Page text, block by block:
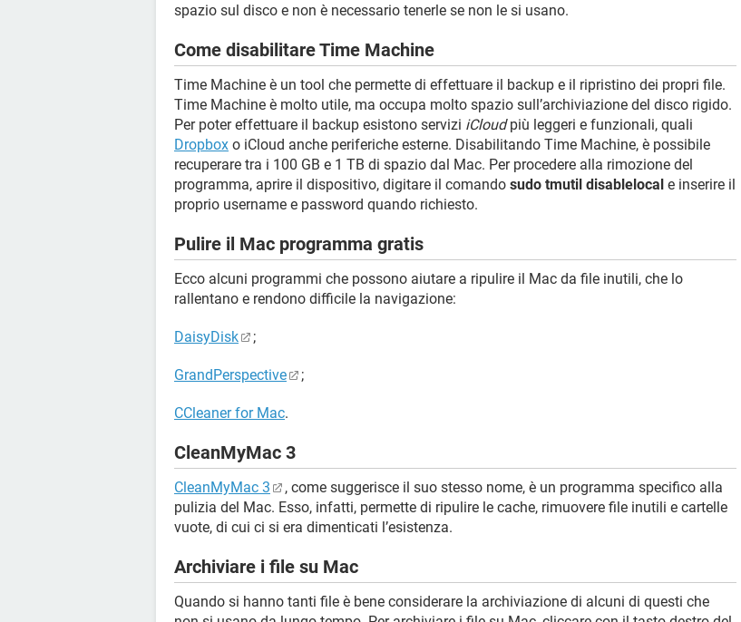
spazio sul disco e non è necessario tenerle se non le si usano.
Come disabilitare Time Machine
Time Machine è un tool che permette di effettuare il backup e il ripristino dei propri file.
Time Machine è molto utile, ma occupa molto spazio sull’archiviazione del disco rigido.
Per poter effettuare il backup esistono servizi iCloudpiù leggeri e funzionali, quali
Dropbox o iCloud anche periferiche esterne. Disabilitando Time Machine, è possibile
recuperare tra i 100 GB e 1 TB di spazio dal Mac. Per procedere alla rimozione del
programma, aprire il dispositivo, digitare il comando sudo tmutil disablelocal e inserire il
proprio username e password quando richiesto.
Pulire il Mac programma gratis
Ecco alcuni programmi che possono aiutare a ripulire il Mac da file inutili, che lo
rallentano e rendono difficile la navigazione:
DaisyDisk ;
GrandPerspective ;
CCleaner for Mac.
CleanMyMac 3
CleanMyMac 3
, come suggerisce il suo stesso nome, è un programma specifico alla
pulizia del Mac. Esso, infatti, permette di ripulire le cache, rimuovere file inutili e cartelle
vuote, di cui ci si era dimenticati l’esistenza.
Archiviare i file su Mac
Quando si hanno tanti file è bene considerare la archiviazione di alcuni di questi che